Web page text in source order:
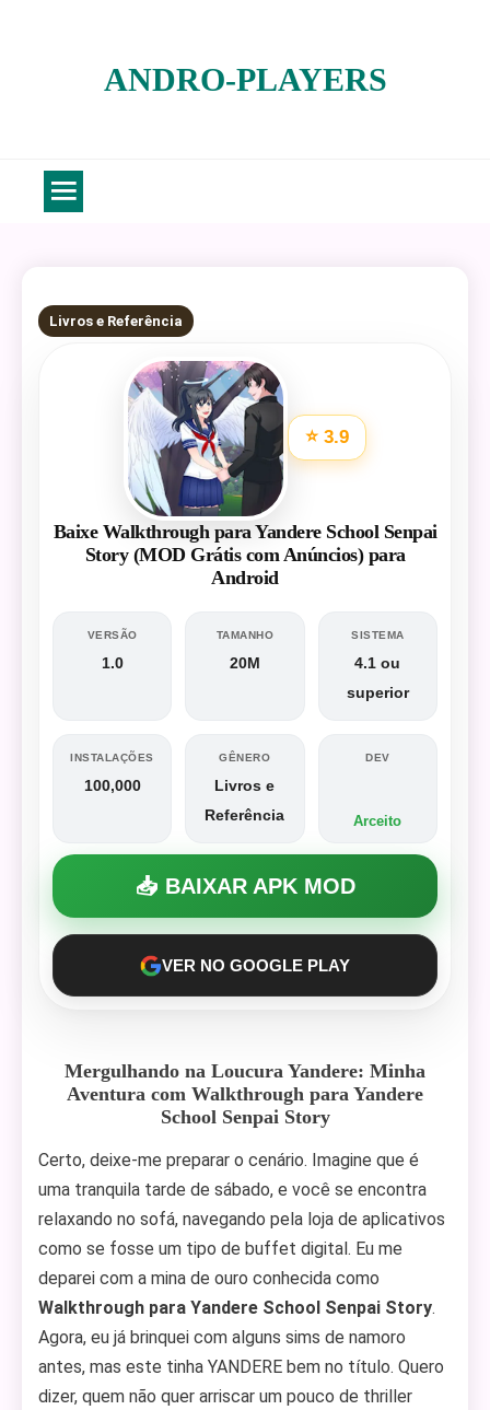
ANDRO-PLAYERS
6 MINS READ
Livros e Referência
⭐ 3.9
Baixe Walkthrough para Yandere School Senpai
Story (MOD Grátis com Anúncios) para
Android
VERSÃO
1.0
TAMANHO
20M
SISTEMA
4.1 ou
superior
INSTALAÇÕES
100,000
GÊNERO
Livros e
Referência
DEV
Arceito
📥 BAIXAR APK MOD
VER NO GOOGLE PLAY
Mergulhando na Loucura Yandere: Minha
Aventura com Walkthrough para Yandere
School Senpai Story
Certo, deixe-me preparar o cenário. Imagine que é
uma tranquila tarde de sábado, e você se encontra
relaxando no sofá, navegando pela loja de aplicativos
como se fosse um tipo de buffet digital. Eu me
deparei com a mina de ouro conhecida como
Walkthrough para Yandere School Senpai Story.
Agora, eu já brinquei com alguns sims de namoro
antes, mas este tinha YANDERE bem no título. Quero
dizer, quem não quer arriscar um pouco de thriller